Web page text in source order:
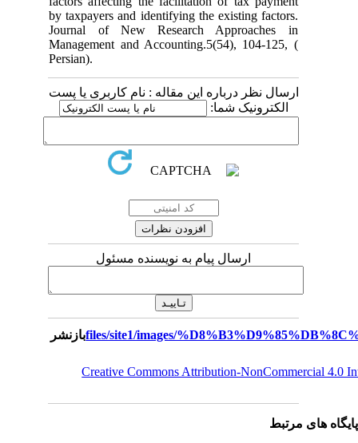
by taxpayers and identifying the existing factors.
Journal of New Research Approaches in
Management and Accounting.5(54), 104-125, (
Persian).
ارسال نظر درباره این مقاله : نام کاربری یا پست
الکترونیک شما:
ارسال پیام به نویسنده مسئول
بازنشر
Creative Commons Attribution-NonCommercial 4.0
های مرتبط